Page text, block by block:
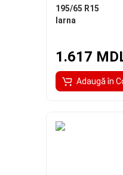
195/65 R15
Iarna
1.617
Adaugă în